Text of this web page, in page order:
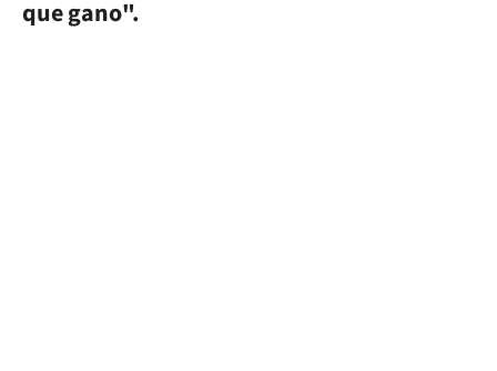
que gano".